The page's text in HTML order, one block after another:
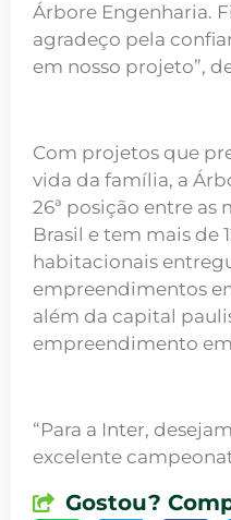
Árbore Engenharia.
agradeço pela
em nosso projeto”,
Com projetos que
vida da família, a
26ª posição entre as
Brasil e tem mais de
habitacionais
empreendimentos
além da capital
empreendimento
“Para a Inter,
excelente
Gostou?